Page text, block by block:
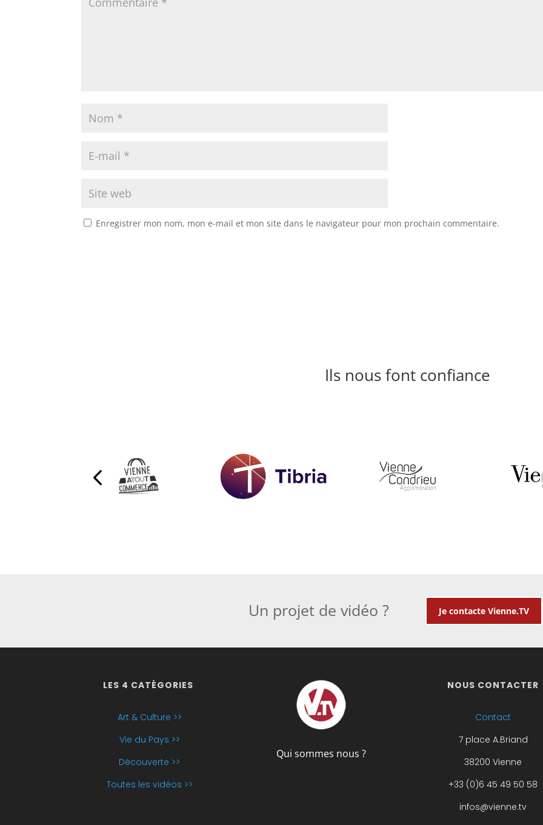
Enregistrer mon nom, mon e-mail et mon site dans le navigateur pour mon prochain commentaire.
Ils nous font confiance
Un projet de vidéo ? Je contacte Vienne.TV
LES 4 CATÉGORIES
Art & Culture >>
Vie du Pays >>
Découverte >>
Toutes les vidéos >>
Qui sommes nous ?
NOUS CONTACTER
Contact
7 place A.Briand
38200 Vienne
+33 (0)6 45 49 50 58
infos@vienne.tv